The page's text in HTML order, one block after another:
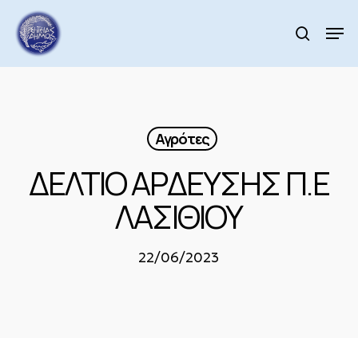
main
content
search
Αγρότες
ΔΕΛΤΙΟ ΑΡΔΕΥΣΗΣ Π.Ε
ΛΑΣΙΘΙΟΥ
22/06/2023
Menu